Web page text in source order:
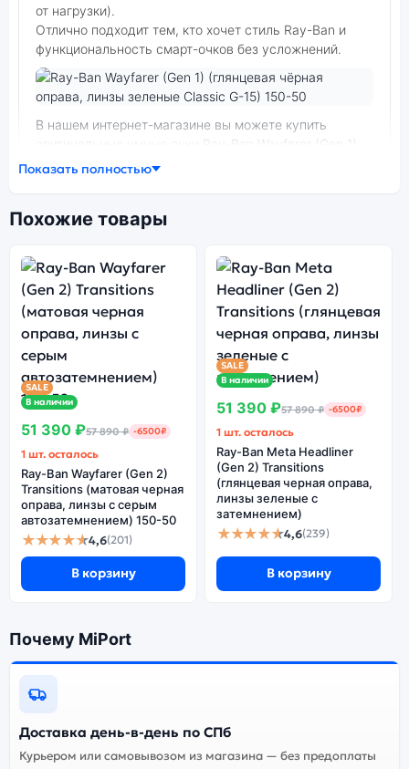
от нагрузки).
Отлично подходит тем, кто хочет стиль Ray-Ban и
функциональность смарт-очков без усложнений.
В нашем интернет-магазине вы можете купить
оригинальные умные очки Ray-Ban Wayfarer (Gen 1)
(глянцевая чёрная оправа, линзы зеленые Classic G-
модификации.
чёрная оправа, линзы зеленые Classic G-15) 150-50 —
удачное сочетание цены, производительности и
дизайна. Модель доступна в разных конфигурациях и
цветах — выбирайте под свои задачи.
Ознакомиться с детальными характеристиками Ray-
Ban Wayfarer (Gen 1) (глянцевая чёрная оправа, линзы
зеленые Classic G-15) 150-50 можно ниже, в разделе
«Характеристики». Если выбранной конфигурации нет
в наличии — оформите заказ на сайте, и мы привезём
её в кратчайшие сроки. Доступна экспресс-доставка
по Санкт-Петербургу и самовывоз.
Почему стоит купить умные очки
Ray-Ban Wayfarer (Gen 1)
зеленые Classic G-15) 150-50:
Актуальная цена Ray-
Показать полностью
Похожие товары
SALE
В наличии
51 390 ₽57 890 ₽ -6500₽
1 шт. осталось
Ray-Ban Wayfarer (Gen 2)
Transitions (матовая черная
оправа, линзы с серым
автозатемнением) 150-50
★★★★★4,6(201)
В корзину
SALE
В наличии
51 390 ₽57 890 ₽ -6500₽
1 шт. осталось
Ray-Ban Meta Headliner
(Gen 2) Transitions
(глянцевая черная оправа,
линзы зеленые с
затемнением)
★★★★★4,6(239)
В корзину
Почему MiPort
Доставка день-в-день по СПб
Курьером или самовывозом из магазина — без предоплаты